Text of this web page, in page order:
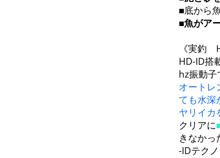
■底から
■魚がア
《実釣
HD-ID
hz振動
オート
ても水深
ヤリイカ
クリアに
きなか
-IDテク